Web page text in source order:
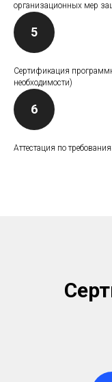
организационных мер
Сертификация
необходимости)
Аттестация по